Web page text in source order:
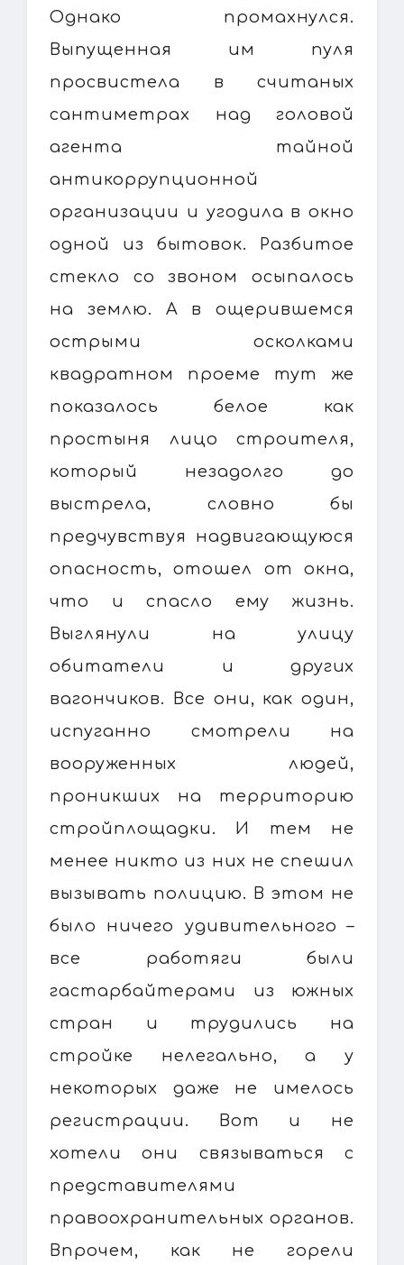
Однако промахнулся.
Выпущенная им пуля
просвистела в считаных
сантиметрах над головой
агента тайной
антикоррупционной
организации и угодила в окно
одной из бытовок. Разбитое
стекло со звоном осыпалось
на землю. А в ощерившемся
острыми осколками
квадратном проеме тут же
показалось белое как
простыня лицо строителя,
который незадолго до
выстрела, словно бы
предчувствуя надвигающуюся
опасность, отошел от окна,
что и спасло ему жизнь.
Выглянули на улицу
обитатели и других
вагончиков. Все они, как один,
испуганно смотрели на
вооруженных людей,
проникших на территорию
стройплощадки. И тем не
менее никто из них не спешил
вызывать полицию. В этом не
было ничего удивительного –
все работяги были
гастарбайтерами из южных
стран и трудились на
стройке нелегально, а у
некоторых даже не имелось
регистрации. Вот и не
хотели они связываться с
представителями
правоохранительных органов.
Впрочем, как не горели